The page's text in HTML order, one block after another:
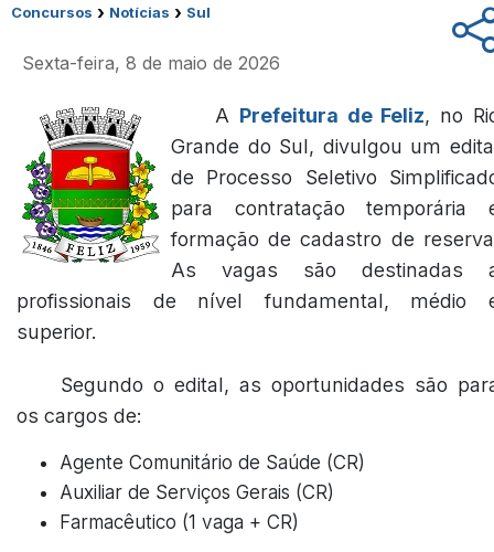
Concursos › Notícias › Sul
Sexta-feira, 8 de maio de 2026
A Prefeitura de Feliz, no
Grande do Sul, divulgou um
de Processo Seletivo
para contratação temporária
formação de cadastro de
As vagas são destinadas
profissionais de nível fundamental, médio
superior.
Segundo o edital, as oportunidades são
os cargos de:
Agente Comunitário de Saúde (CR)
Auxiliar de Serviços Gerais (CR)
Farmacêutico (1 vaga + CR)